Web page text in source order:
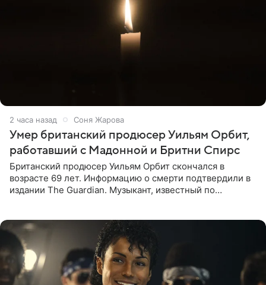
2 часа назад Соня Жарова
Умер британский продюсер Уильям Орбит,
работавший с Мадонной и Бритни Спирс
Британский продюсер Уильям Орбит скончался в
возрасте 69 лет. Информацию о смерти подтвердили в
издании The Guardian. Музыкант, известный по